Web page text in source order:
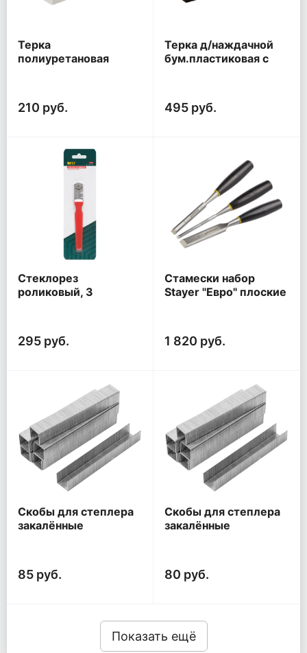
Терка
полиуретановая
210 руб.
Терка д/наждачной
бум.пластиковая с
495 руб.
Стеклорез
роликовый, 3
295 руб.
Стамески набор
Stayer "Евро" плоские
1 820 руб.
Скобы для степлера
закалённые
тип 53) 10 мм, 1000
шт.
85 руб.
Скобы для степлера
закалённые
тип 53) 8 мм, 1000
шт.
80 руб.
Показать ещё